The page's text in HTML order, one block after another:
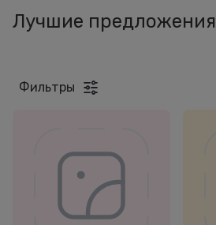
Лучшие предложения
Фильтры